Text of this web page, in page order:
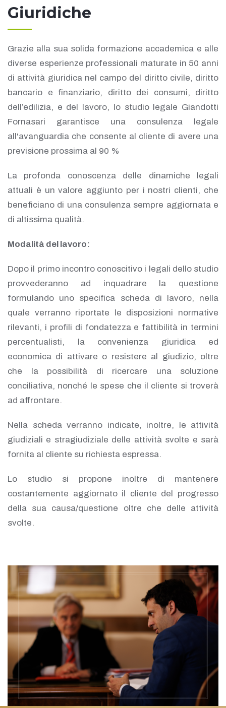
Giuridiche
Grazie alla sua solida formazione accademica e alle
diverse esperienze professionali maturate in 50 anni
di attività giuridica nel campo del diritto civile, diritto
bancario e finanziario, diritto dei consumi, diritto
dell’edilizia, e del lavoro, lo studio legale Giandotti
Fornasari garantisce una consulenza legale
all'avanguardia che consente al cliente di avere una
previsione prossima al 90 %
La profonda conoscenza delle dinamiche legali
attuali è un valore aggiunto per i nostri clienti, che
beneficiano di una consulenza sempre aggiornata e
di altissima qualità.
Modalità del lavoro:
Dopo il primo incontro conoscitivo i legali dello studio
provvederanno ad inquadrare la questione
formulando uno specifica scheda di lavoro, nella
quale verranno riportate le disposizioni normative
rilevanti, i profili di fondatezza e fattibilità in termini
percentualisti, la convenienza giuridica ed
economica di attivare o resistere al giudizio, oltre
che la possibilità di ricercare una soluzione
conciliativa, nonché le spese che il cliente si troverà
ad affrontare.
Nella scheda verranno indicate, inoltre, le attività
giudiziali e stragiudiziale delle attività svolte e sarà
fornita al cliente su richiesta espressa.
Lo studio si propone inoltre di mantenere
costantemente aggiornato il cliente del progresso
della sua causa/questione oltre che delle attività
svolte.